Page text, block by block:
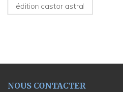
édition castor astral
NOUS CONTACTER